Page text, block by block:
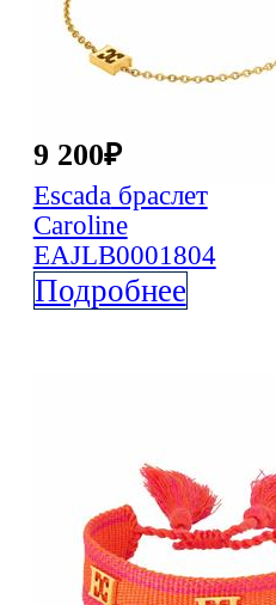
9 200₽
Escada браслет
Caroline
EAJLB0001804
Подробнее